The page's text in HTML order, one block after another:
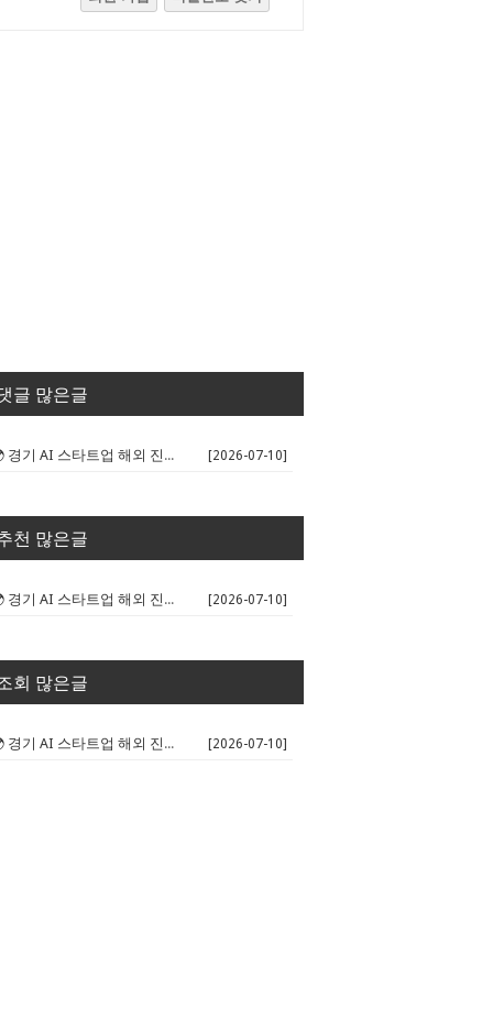
글 많은글
🌍 경기 AI 스타트업 해외 진출 판... [2026-07-10]
천 많은글
🌍 경기 AI 스타트업 해외 진출 판... [2026-07-10]
회 많은글
🌍 경기 AI 스타트업 해외 진출 판... [2026-07-10]